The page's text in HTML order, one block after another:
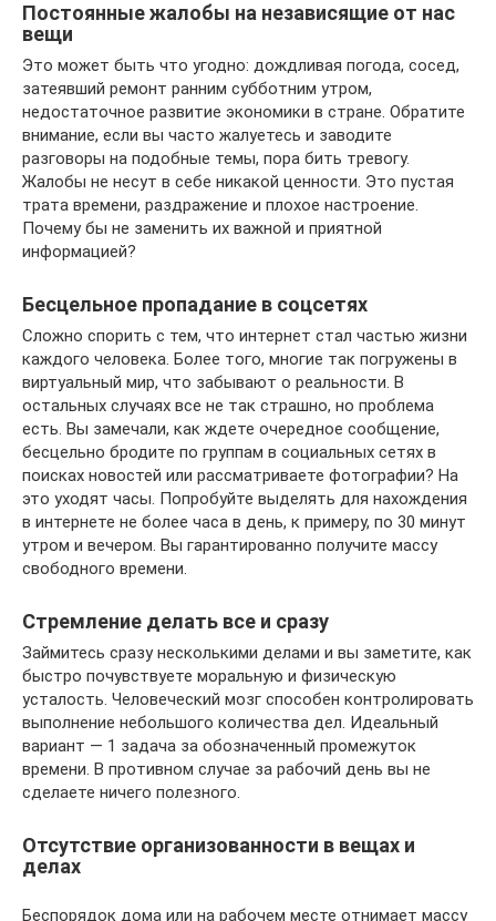
Постоянные жалобы на независящие от нас
вещи
Это может быть что угодно: дождливая погода, сосед,
затеявший ремонт ранним субботним утром,
недостаточное развитие экономики в стране. Обратите
внимание, если вы часто жалуетесь и заводите
разговоры на подобные темы, пора бить тревогу.
Жалобы не несут в себе никакой ценности. Это пустая
трата времени, раздражение и плохое настроение.
Почему бы не заменить их важной и приятной
информацией?
Бесцельное пропадание в соцсетях
Сложно спорить с тем, что интернет стал частью жизни
каждого человека. Более того, многие так погружены в
виртуальный мир, что забывают о реальности. В
остальных случаях все не так страшно, но проблема
есть. Вы замечали, как ждете очередное сообщение,
бесцельно бродите по группам в социальных сетях в
поисках новостей или рассматриваете фотографии? На
это уходят часы. Попробуйте выделять для нахождения
в интернете не более часа в день, к примеру, по 30 минут
утром и вечером. Вы гарантированно получите массу
свободного времени.
Стремление делать все и сразу
Займитесь сразу несколькими делами и вы заметите, как
быстро почувствуете моральную и физическую
усталость. Человеческий мозг способен контролировать
выполнение небольшого количества дел. Идеальный
вариант — 1 задача за обозначенный промежуток
времени. В противном случае за рабочий день вы не
сделаете ничего полезного.
Отсутствие организованности в вещах и
делах
Беспорядок дома или на рабочем месте отнимает массу